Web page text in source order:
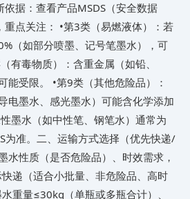
依据​：查看产品MSDS（安全数据
重点关注： •​第3类（易燃液体）​​：若
（如部分喷墨、记号笔墨水），可
有毒物质）​​：含重金属（如铅、
能受限。 •​第9类（其他危险品）​​：
电墨水、感光墨水）可能含化学添加
墨水（如中性笔、钢笔水）通常为
为准。 ​二、运输方式选择（优先快递/
水性质（是否危险品）、时效需求，
递（适合小批量、非危险品、高时
重量≤30kg（单瓶或多瓶合计）、